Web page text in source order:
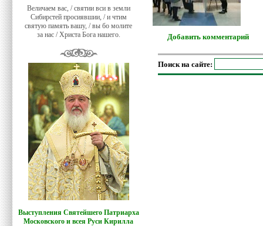
Величаем вас, / святии вси в земли
Сибирстей просиявшии, / и чтим
святую память вашу, / вы бо молите
за нас / Христа Бога нашего.
Выступления Святейшего Патриарха
Московского и всея Руси Кирилла
Добавить комментарий
Поиск на сайте: